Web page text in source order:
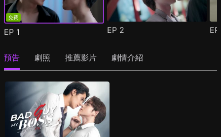
免費
EP 1 EP 2
預告 劇照 推薦影片 劇情介紹